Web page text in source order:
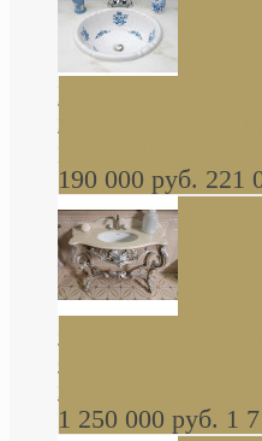
Decorated Bathroom
встраиваемая для
роза В НАЛИЧИИ
190 000 руб. 221
стиле барокко, из
коричневый
1 250 000 руб. 1